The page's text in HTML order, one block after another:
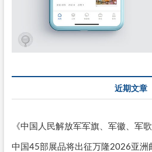
近期文章
《中国人民解放军军旗、军徽、军
中国45部展品将出征万隆2026亚洲